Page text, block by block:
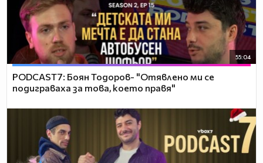
55:04
PODCAST7: ‪Боян Тодоров- "Отявлено ми се
подиграваха за това, което правя"